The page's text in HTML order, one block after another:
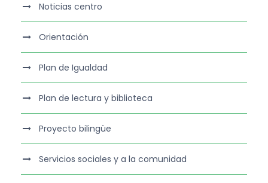
Noticias centro
Orientación
Plan de Igualdad
Plan de lectura y biblioteca
Proyecto bilingüe
Servicios sociales y a la comunidad